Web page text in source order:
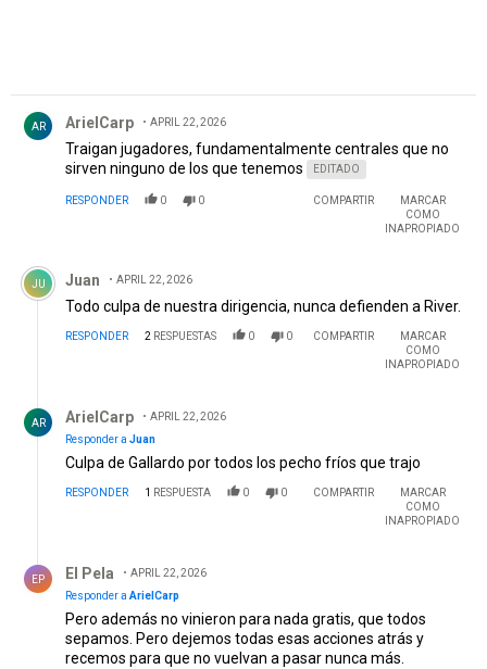
AR ArielCarp APRIL 22, 2026
Traigan jugadores, fundamentalmente centrales que no
sirven ninguno de los que tenemos
EDITADO
RESPONDER 0 0 COMPARTIR
MARCAR
COMO
INAPROPIADO
Comentario de Juan.
JU Juan APRIL 22, 2026
Todo culpa de nuestra dirigencia, nunca defienden a River.
RESPONDER 2 RESPUESTAS 0 0 COMPARTIR
MARCAR
COMO
INAPROPIADO
AR ArielCarp
APRIL 22, 2026
Responder a Juan
Culpa de Gallardo por todos los pecho fríos que trajo
RESPONDER 1 RESPUESTA 0 0 COMPARTIR
MARCAR
COMO
INAPROPIADO
EP El Pela
APRIL 22, 2026
Responder aArielCarp
Pero además no vinieron para nada gratis, que todos
sepamos. Pero dejemos todas esas acciones atrás y
recemos para que no vuelvan a pasar nunca más.